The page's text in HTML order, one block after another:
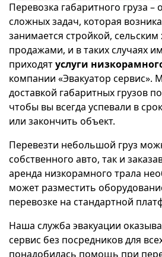
Перевозка габаритного груза –
сложных задач, которая
занимается стройкой,
продажами, и в таких случаях
приходятуслуги
компании «Эвакуатор сервис».
доставкой габаритных грузов
чтобы вы всегда успевали в
или закончить объект.
Перевезти небольшой груз
собственного авто, так и
аренда низкорамного трала
может разместить
перевозке на стандартной
Наша служба эвакуации
сервис без посредников для
понадобилась помощь при